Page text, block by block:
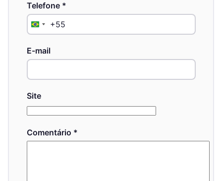
Telefone *
Brazil+55
E-mail
Site
Comentário *